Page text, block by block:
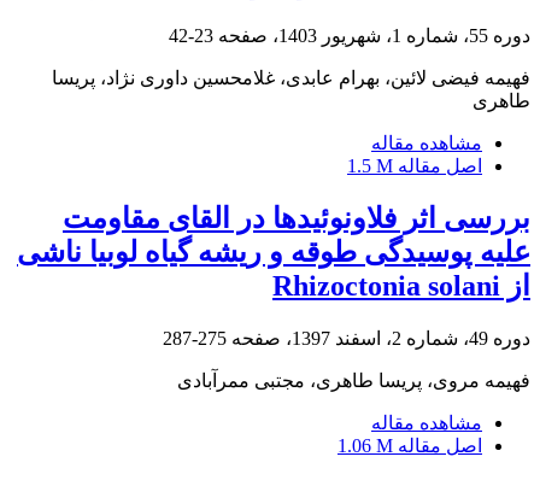
دوره 55، شماره 1، شهریور 1403، صفحه 23-42
فهیمه فیضی لائین، بهرام عابدی، غلامحسین داوری نژاد، پریسا
طاهری
مشاهده مقاله
اصل مقاله 1.5 M
بررسی اثر فلاونوئیدها در القای مقاومت
علیه پوسیدگی طوقه و ریشه گیاه لوبیا ناشی
از Rhizoctonia solani
دوره 49، شماره 2، اسفند 1397، صفحه 275-287
فهیمه مروی، پریسا طاهری، مجتبی ممرآبادی
مشاهده مقاله
اصل مقاله 1.06 M